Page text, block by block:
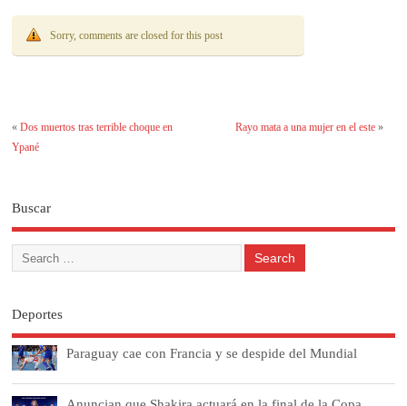
Sorry, comments are closed for this post
«Dos muertos tras terrible choque en
Ypané
Rayo mata a una mujer en el este»
Buscar
Deportes
Paraguay cae con Francia y se despide del Mundial